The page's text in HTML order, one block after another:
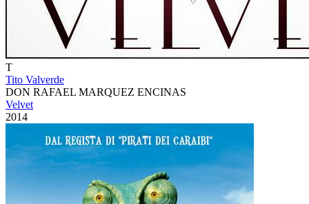
T
Tito Valverde
DON RAFAEL MARQUEZ ENCINAS
Velvet
2014